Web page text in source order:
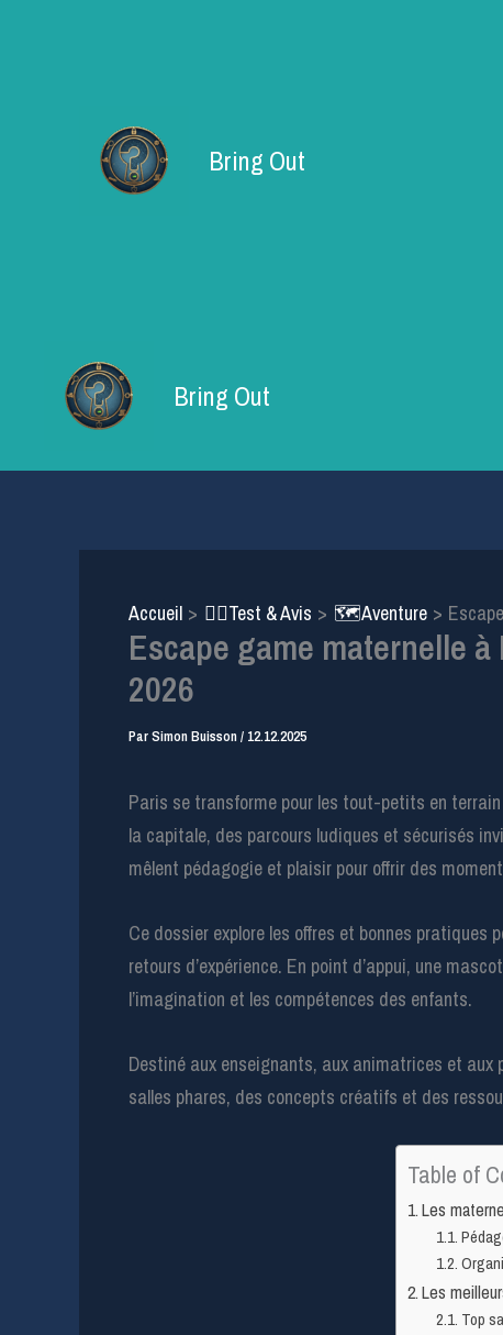
Bring Out
Bring Out
Accueil 🕵️‍♂️Test & Avis 🗺️Aventure
Escape game maternelle
2026
ParSimon Buisson/ 12.12.2025
Paris se transforme pour les tout-petits en
la capitale, des parcours ludiques et sécurisés
mêlent pédagogie et plaisir pour offrir des
Ce dossier explore les offres et bonnes pratiques
retours d’expérience. En point d’appui, une
l’imagination et les compétences des enfants.
Destiné aux enseignants, aux animatrices et aux
salles phares, des concepts créatifs et des
Table of
Les
Les
Top